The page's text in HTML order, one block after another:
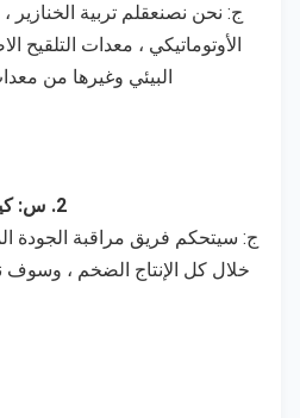
ج: نحن نصنع
البيئي وغيرها من
2. س: كيفية ضمان جودة البضائع؟